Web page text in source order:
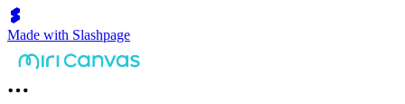
Made with Slashpage